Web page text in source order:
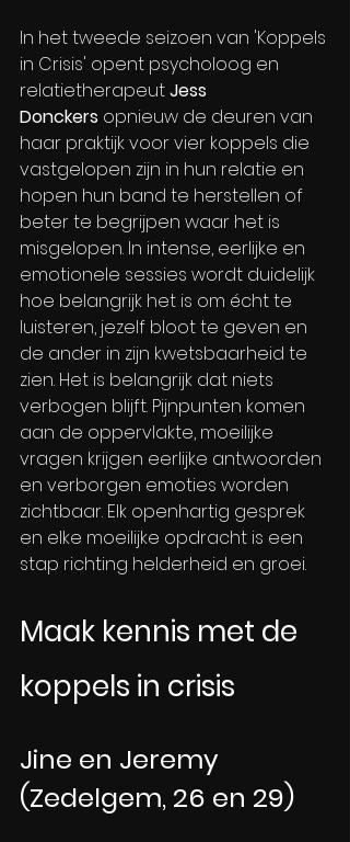
In het tweede seizoen van 'Koppels
in Crisis' opent psycholoog en
relatietherapeut Jess
Donckers opnieuw de deuren van
haar praktijk voor vier koppels die
vastgelopen zijn in hun relatie en
hopen hun band te herstellen of
beter te begrijpen waar het is
misgelopen. In intense, eerlijke en
emotionele sessies wordt duidelijk
hoe belangrijk het is om écht te
luisteren, jezelf bloot te geven en
de ander in zijn kwetsbaarheid te
zien. Het is belangrijk dat niets
verbogen blijft. Pijnpunten komen
aan de oppervlakte, moeilijke
vragen krijgen eerlijke antwoorden
en verborgen emoties worden
zichtbaar. Elk openhartig gesprek
en elke moeilijke opdracht is een
stap richting helderheid en groei.
Maak kennis met de
koppels in crisis
Jine en Jeremy
(Zedelgem, 26 en 29)